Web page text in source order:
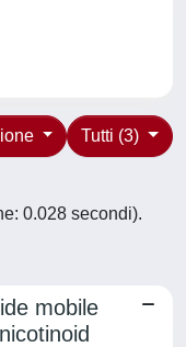
Tutti (3)
0.028 secondi).
mobile